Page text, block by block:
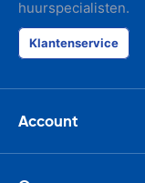
huurspecialisten.
Klantenservice
Account